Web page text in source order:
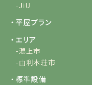
-JiU
・平屋プラン
・エリア
-潟上市
-由利本荘市
・標準設備